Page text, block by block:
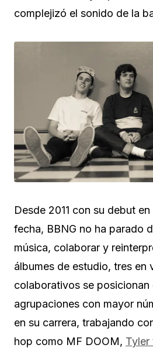
complejizó el sonido de la
Desde 2011 con su debut
fecha, BBNG no ha parado
música, colaborar y
álbumes de estudio, tres en
colaborativos se posicionan
agrupaciones con mayor
en su carrera, trabajando
hop como MF DOOM, Tyler